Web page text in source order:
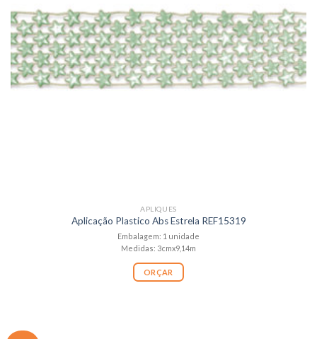
APLIQUES
Aplicação Plastico Abs Estrela REF15319
Embalagem: 1 unidade
Medidas: 3cmx9,14m
ORÇAR